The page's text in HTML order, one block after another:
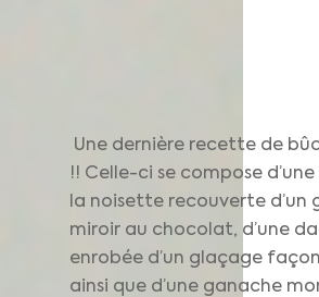
Une dernière recette de
!! Celle-ci se compose d’une
la noisette recouverte d’un
miroir au chocolat, d’une
enrobée d’un glaçage
ainsi que d’une ganache